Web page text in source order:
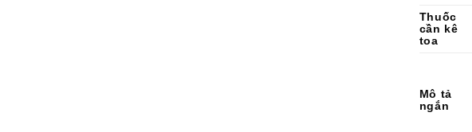
Thuốc
cần kê
toa
Mô tả
ngắn